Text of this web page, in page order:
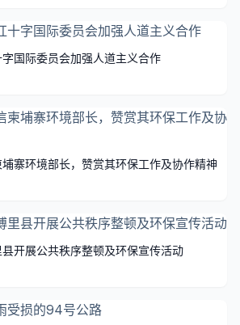
国际委员会加强人道主义合作
寨环境部长，赞赏其环保工作及协作精神
开展公共秩序整顿及环保宣传活动